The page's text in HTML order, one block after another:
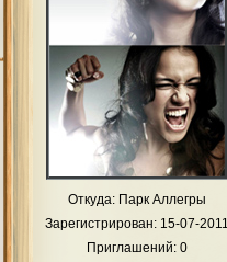
Откуда: Парк Аллегры
Зарегистрирован: 15-07-2011
Приглашений: 0